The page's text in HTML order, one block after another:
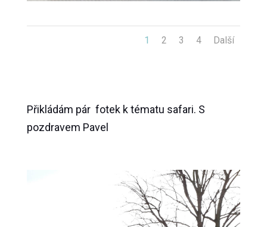
1 2 3 4 Další
Přikládám pár fotek k tématu safari. S
pozdravem Pavel